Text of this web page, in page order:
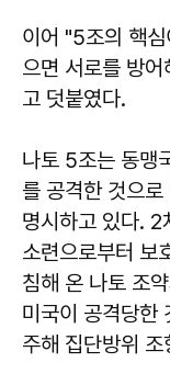
이어 "5조의 핵
으면 서로를 방
고 덧붙였다.
나토 5조는 동맹
를 공격한 것으
명시하고 있다. 2
소련으로부터 보
침해 온 나토 조
미국이 공격당한
주해 집단방위